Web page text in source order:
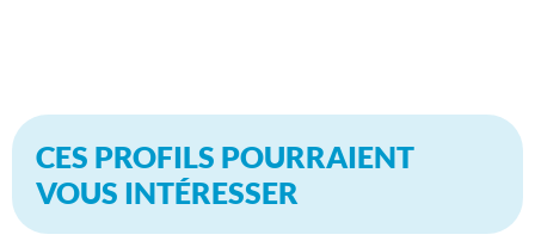
CES PROFILS POURRAIENT
VOUS INTÉRESSER